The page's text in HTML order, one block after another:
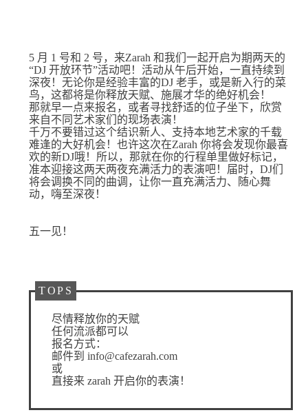
5 月 1 号和 2 号，来Zarah 和我们一起开启为期两天的
“DJ 开放环节”活动吧！活动从午后开始，一直持续到
深夜！无论你是经验丰富的DJ 老手，或是新入行的菜
鸟，这都将是你释放天赋、施展才华的绝好机会！
那就早一点来报名，或者寻找舒适的位子坐下，欣赏
来自不同艺术家们的现场表演！
千万不要错过这个结识新人、支持本地艺术家的千载
难逢的大好机会！也许这次在Zarah 你将会发现你最喜
欢的新DJ哦！所以，那就在你的行程单里做好标记，
准本迎接这两天两夜充满活力的表演吧！届时，DJ们
将会调换不同的曲调，让你一直充满活力、随心舞
动，嗨至深夜！
五一见！
TOPS
尽情释放你的天赋
任何流派都可以
报名方式：
邮件到 info@cafezarah.com
或
直接来 zarah 开启你的表演！